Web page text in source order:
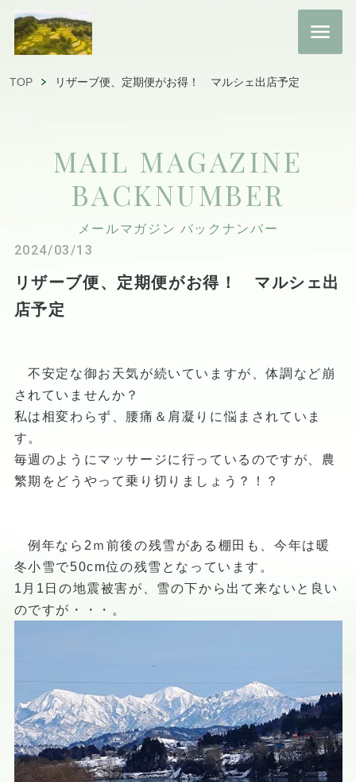
TOP リザーブ便、定期便がお得！ マルシェ出店予定
MAIL MAGAZINE
BACKNUMBER
メールマガジン バックナンバー
2024/03/13
リザーブ便、定期便がお得！ マルシェ出
店予定
不安定な御お天気が続いていますが、体調など崩
されていませんか？
私は相変わらず、腰痛＆肩凝りに悩まされていま
す。
毎週のようにマッサージに行っているのですが、農
繁期をどうやって乗り切りましょう？！？
例年なら2ｍ前後の残雪がある棚田も、今年は暖
冬小雪で50cm位の残雪となっています。
1月1日の地震被害が、雪の下から出て来ないと良い
のですが・・・。